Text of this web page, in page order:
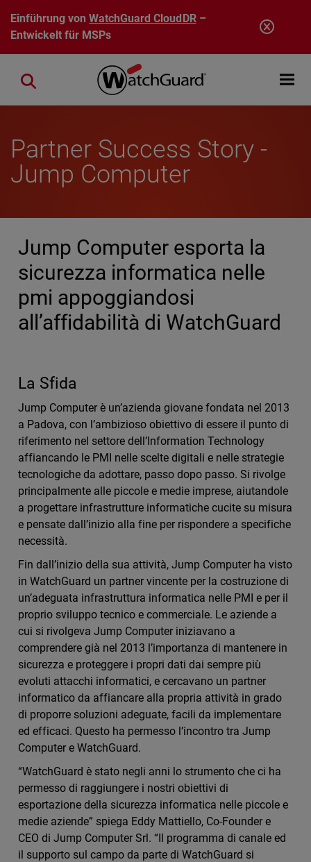
Direkt zum Inhalt
Einführung vonWatchGuard CloudDR–
Entwickelt für MSPs
Open
Close search
Partner Success Story -
Jump Computer
Jump Computer esporta la
sicurezza informatica nelle
pmi appoggiandosi
all’affidabilità di WatchGuard
La Sfida
Jump Computer è un’azienda giovane fondata nel 2013
a Padova, con l’ambizioso obiettivo di essere il punto di
riferimento nel settore dell’Information Technology
affiancando le PMI nelle scelte digitali e nelle strategie
tecnologiche da adottare, passo dopo passo. Si rivolge
principalmente alle piccole e medie imprese, aiutandole
a progettare infrastrutture informatiche cucite su misura
e pensate dall’inizio alla fine per rispondere a specifiche
necessità.
Fin dall’inizio della sua attività, Jump Computer ha visto
in WatchGuard un partner vincente per la costruzione di
un’adeguata infrastruttura informatica nelle PMI e per il
proprio sviluppo tecnico e commerciale. Le aziende a
cui si rivolgeva Jump Computer iniziavano a
comprendere già nel 2013 l’importanza di mantenere in
sicurezza e proteggere i propri dati dai sempre più
evoluti attacchi informatici, e cercavano un partner
informatico da affiancare alla propria attività in grado
di proporre soluzioni adeguate, facili da implementare
ed efficaci. Questo ha permesso l’incontro tra Jump
Computer e WatchGuard.
“WatchGuard è stato negli anni lo strumento che ci ha
permesso di raggiungere i nostri obiettivi di
esportazione della sicurezza informatica nelle piccole e
medie aziende” spiega Eddy Mattiello, Co-Founder e
CEO di Jump Computer Srl. “Il programma di canale ed
il supporto sul campo da parte di WatchGuard si